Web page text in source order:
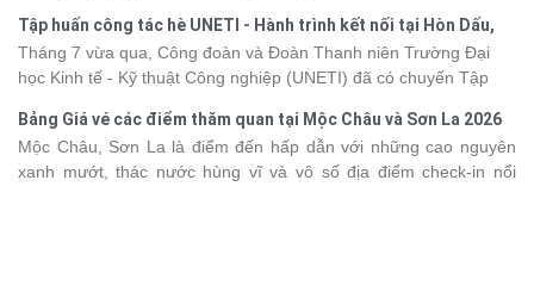
năm 2026 ngay dưới đây.
kết, sẻ chia và lưu giữ nhiều khoảnh khắc đáng nhớ. Hãy cùng
nhìn lại chuyến đi ngập tràn niềm vui và những trải nghiệm khó
quên.
Tập huấn công tác hè UNETI - Hành trình kết nối tại Hòn Dấu,
Đồ Sơn
Tháng 7 vừa qua, Công đoàn và Đoàn Thanh niên Trường Đại
học Kinh tế - Kỹ thuật Công nghiệp (UNETI) đã có chuyến Tập
chỉ là dịp nâng cao kỹ năng và chia sẻ kinh nghiệm công tác,
chương trình còn mang đến những hoạt động giao lưu sôi nổi,
góp phần gắn kết tập thể và lưu giữ nhiều kỷ niệm đáng nhớ.
Bảng Giá vé các điểm thăm quan tại Mộc Châu và Sơn La 2026
Mộc Châu, Sơn La là điểm đến hấp dẫn với những cao nguyên
xanh mướt, thác nước hùng vĩ và vô số địa điểm check-in nổi